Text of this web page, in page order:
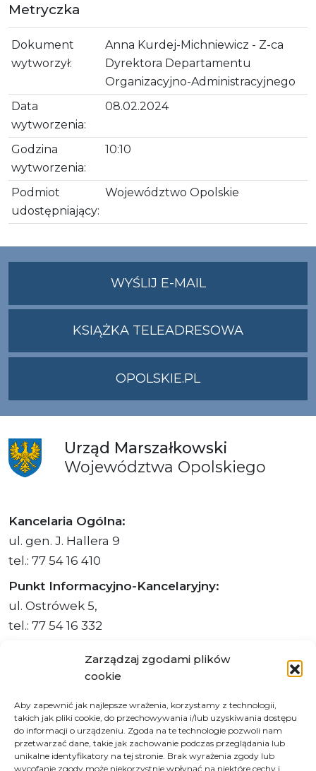
Zarządzaj zgodami plików
cookie
Aby zapewnić jak najlepsze wrażenia, korzystamy z technologii,
takich jak pliki cookie, do przechowywania i/lub uzyskiwania dostępu
do informacji o urządzeniu. Zgoda na te technologie pozwoli nam
przetwarzać dane, takie jak zachowanie podczas przeglądania lub
unikalne identyfikatory na tej stronie. Brak wyrażenia zgody lub
wycofanie zgody może niekorzystnie wpłynąć na niektóre cechy i
Metryczka
Dokument
wytworzył:
Anna Kurdej-Michniewicz - Z-ca
Dyrektora Departamentu
Organizacyjno-Administracyjnego
Data
wytworzenia:
08.02.2024
Godzina
wytworzenia:
10:10
Podmiot
udostępniający:
Województwo Opolskie
WYŚLIJ E-MAILNA
ADRES
KSIĄŻKA TELEADRESOWA
OPOLSKIE.PL
Urząd Marszałkowski
Województwa Opolskiego
Kancelaria Ogólna:
ul. gen. J. Hallera 9
tel.: 77 54 16 410
Punkt Informacyjno-Kancelaryjny:
ul. Ostrówek 5,
tel.: 77 54 16 332
faks: 77 54 16 512